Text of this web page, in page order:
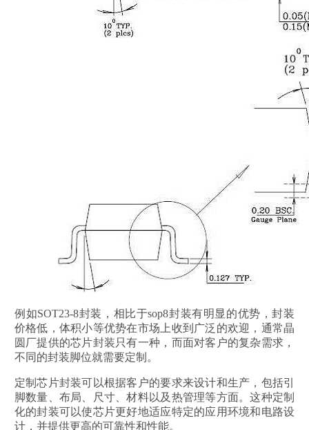
例如SOT23-8封装，相比于sop8封装有明显的优势，封装
价格低，体积小等优势在市场上收到广泛的欢迎，通常晶
圆厂提供的芯片封装只有一种，而面对客户的复杂需求，
不同的封装脚位就需要定制。
定制芯片封装可以根据客户的要求来设计和生产，包括引
脚数量、布局、尺寸、材料以及热管理等方面。这种定制
化的封装可以使芯片更好地适应特定的应用环境和电路设
计，并提供更高的可靠性和性能。